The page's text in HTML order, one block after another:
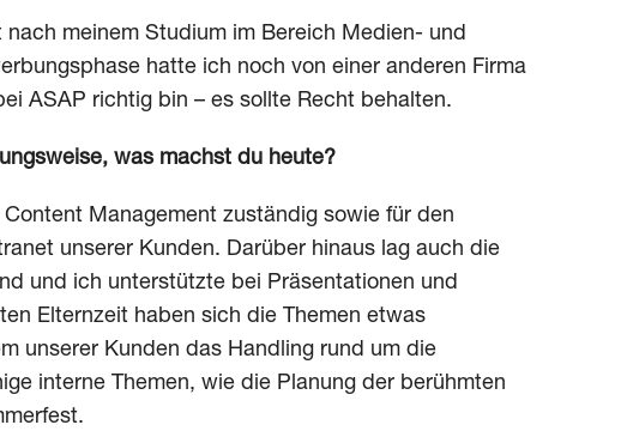
meinem Studium im Bereich Medien- und
hatte ich noch von einer anderen Firma
ASAP richtig bin – es sollte Recht behalten.
was machst du heute?
Management zuständig sowie für den
unserer Kunden. Darüber hinaus lag auch die
und ich unterstützte bei Präsentationen und
Elternzeit haben sich die Themen etwas
unserer Kunden das Handling rund um die
interne Themen, wie die Planung der berühmten